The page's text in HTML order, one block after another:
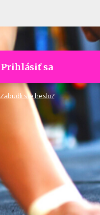
Prihlásiť sa
Zabudli ste heslo?